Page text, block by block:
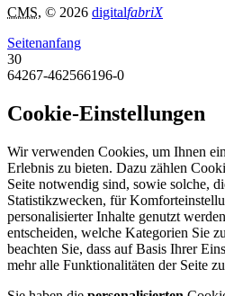
CMS, © 2026 digitalfabriX
Seitenanfang
30
64267-462566196-0
Cookie-Einstellungen
Wir verwenden Cookies, um Ihnen
Erlebnis zu bieten. Dazu zählen
Seite notwendig sind, sowie solche,
Statistikzwecken, für
personalisierter Inhalte genutzt
entscheiden, welche Kategorien Sie
beachten Sie, dass auf Basis Ihrer
mehr alle Funktionalitäten der Seite